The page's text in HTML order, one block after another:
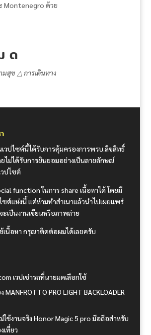
Montenegro ด้วย
ด
สุข △ การเดินทาง
วปไซต์นี้ได้รับการคุ้มครองการพรบ.ลิขสิทธิ์
ยไม่ได้รับการยินยอมอย่างเป็นลายลักษณ์
วปไซต์
function ในการ share เนื้อหาได้ โดยมี
ซต์แห่งนี้ แต่ห้ามทำสำเนาแล้วนำไปเผยแพร่
ะเป็นงานเขียนหรือภาพถ่าย
เนื้อหา กรุณาติดต่อผมได้เลยครับ
เวปเช่ารถที่นายมดเลือกใช้
MANFROTTO PRO LIGHT BACKLOADER
ใช้งานจริง Honor Magic 5 pro มือถือสำหรับ
เที่ยว